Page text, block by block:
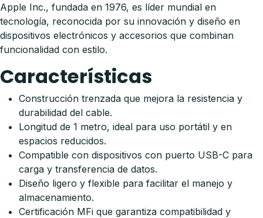
Apple Inc., fundada en 1976, es líder mundial en
tecnología, reconocida por su innovación y diseño en
dispositivos electrónicos y accesorios que combinan
funcionalidad con estilo.
Características
Construcción trenzada que mejora la resistencia y
durabilidad del cable.
Longitud de 1 metro, ideal para uso portátil y en
espacios reducidos.
Compatible con dispositivos con puerto USB-C para
carga y transferencia de datos.
Diseño ligero y flexible para facilitar el manejo y
almacenamiento.
Certificación MFi que garantiza compatibilidad y